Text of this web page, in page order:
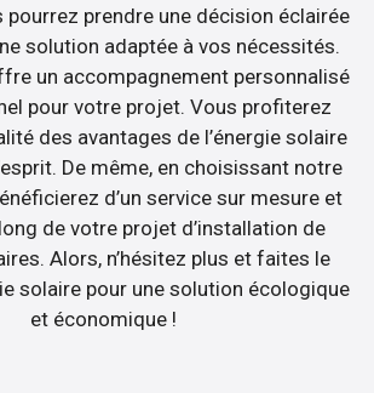
pourrez prendre une décision éclairée
solution adaptée à vos nécessités.
un accompagnement personnalisé
pour votre projet. Vous profiterez
des avantages de l’énergie solaire
De même, en choisissant notre
d’un service sur mesure et
de votre projet d’installation de
Alors, n’hésitez plus et faites le
solaire pour une solution écologique
et économique !